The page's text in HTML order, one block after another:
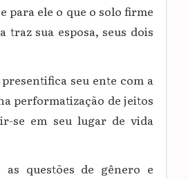
para ele o que o solo firme
sua esposa, seus dois
seu ente com a
performatização de jeitos
se em seu lugar de vida
questões de gênero e